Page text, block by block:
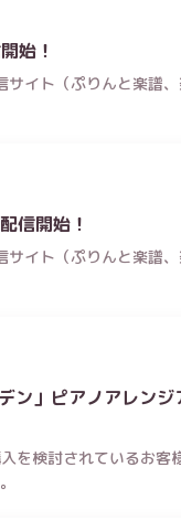
始！
イト（ぷりんと楽譜
信開始！
イト（ぷりんと楽譜
ン」ピアノアレン
を検討されているお